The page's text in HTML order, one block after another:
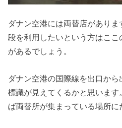
ダナン空港には両替店があり
段を利用したいという方はこ
があるでしょう。
ダナン空港の国際線を出口か
標識が見えてくるかと思いま
ば両替所が集まっている場所に